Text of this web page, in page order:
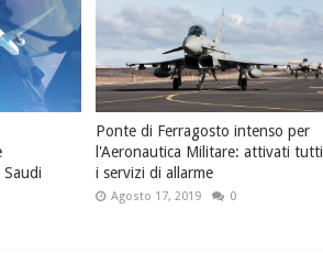
Ponte di Ferragosto intenso per
l'Aeronautica Militare: attivati tutti
i servizi di allarme
Agosto 17, 2019 0